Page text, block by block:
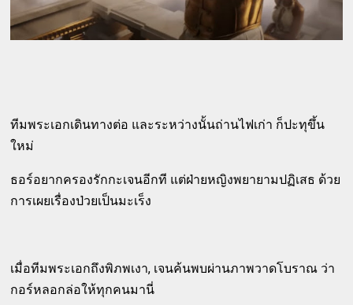
ทีมพระเอกเดินทางต่อ และระหว่างนั้นถ่านไฟเก่า ก็ปะทุขึ้น
ใหม่
ธอร์อยากครองรักกะเจนอีกที แต่ฝ่ายหญิงพยายามปฏิเสธ ด้วย
การเผยเรื่องป่วยเป็นมะเร็ง
เมื่อทีมพระเอกถึงพิภพเงา, เจนค้นพบผ่านภาพวาดโบราณ ว่า
กอร์หลอกล่อให้ทุกคนมานี่